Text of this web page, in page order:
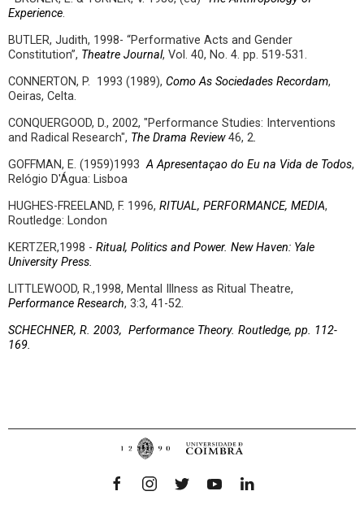
Experience.
BUTLER, Judith, 1998- “Performative Acts and Gender
Constitution”, Theatre Journal, Vol. 40, No. 4. pp. 519-531.
CONNERTON, P. 1993 (1989), Como As Sociedades Recordam,
Oeiras, Celta.
CONQUERGOOD, D., 2002, "Performance Studies: Interventions
and Radical Research", The Drama Review46, 2.
GOFFMAN, E. (1959)1993A Apresentaçao do Eu na Vida de Todos,
Relógio D'Água: Lisboa
HUGHES-FREELAND, F. 1996, RITUAL, PERFORMANCE, MEDIA,
Routledge: London
KERTZER,1998 - Ritual, Politics and Power. New Haven: Yale
University Press.
LITTLEWOOD, R.,1998, Mental Illness as Ritual Theatre,
Performance Research, 3:3, 41-52.
SCHECHNER, R. 2003, Performance Theory. Routledge, pp. 112-
169.